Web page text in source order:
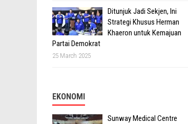
Ditunjuk Jadi Sekjen, Ini
Strategi Khusus Herman
Khaeron untuk Kemajuan
Partai Demokrat
25 March 2025
EKONOMI
Sunway Medical Centre